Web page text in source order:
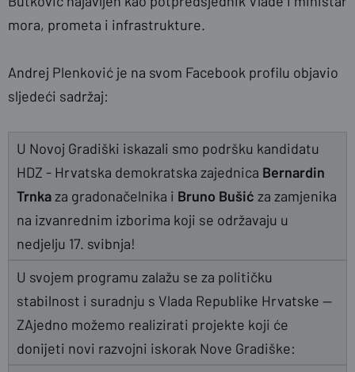
mora, prometa i infrastrukture.
Andrej Plenković je na svom Facebook profilu objavio
sljedeći sadržaj:
U Novoj Gradiški iskazali smo podršku kandidatu
HDZ - Hrvatska demokratska zajednica Bernardin
Trnkaza gradonačelnika i Bruno Bušić za zamjenika
na izvanrednim izborima koji se održavaju u
nedjelju 17. svibnja!
U svojem programu zalažu se za političku
stabilnost i suradnju s Vlada Republike Hrvatske —
ZAjedno možemo realizirati projekte koji će
donijeti novi razvojni iskorak Nove Gradiške: